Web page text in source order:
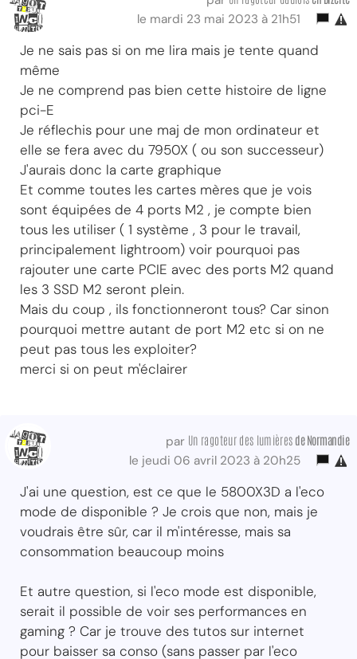
le mardi 23 mai 2023 à 21h51
Je ne sais pas si on me lira mais je tente quand
même
Je ne comprend pas bien cette histoire de ligne
pci-E
Je réflechis pour une maj de mon ordinateur et
elle se fera avec du 7950X ( ou son successeur)
J'aurais donc la carte graphique
Et comme toutes les cartes mères que je vois
sont équipées de 4 ports M2 , je compte bien
tous les utiliser ( 1 système , 3 pour le travail,
principalement lightroom) voir pourquoi pas
rajouter une carte PCIE avec des ports M2 quand
les 3 SSD M2 seront plein.
Mais du coup , ils fonctionneront tous? Car sinon
pourquoi mettre autant de port M2 etc si on ne
peut pas tous les exploiter?
merci si on peut m'éclairer
par Un ragoteur des lumières de Normandie
le jeudi 06 avril 2023 à 20h25
J'ai une question, est ce que le 5800X3D a l'eco
mode de disponible ? Je crois que non, mais je
voudrais être sûr, car il m'intéresse, mais sa
consommation beaucoup moins
Et autre question, si l'eco mode est disponible,
serait il possible de voir ses performances en
gaming ? Car je trouve des tutos sur internet
pour baisser sa conso (sans passer par l'eco